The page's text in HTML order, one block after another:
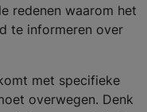
redenen waarom het
te informeren over
met specifieke
overwegen. Denk